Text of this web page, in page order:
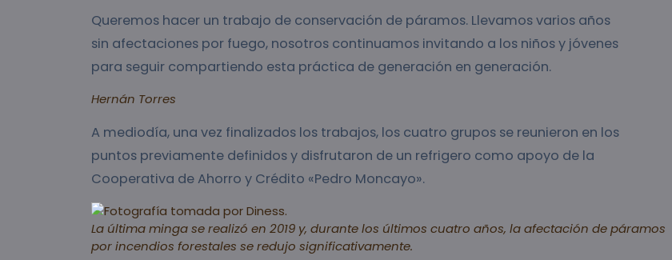
Queremos hacer un trabajo de conservación de páramos. Llevamos varios años
sin afectaciones por fuego, nosotros continuamos invitando a los niños y jóvenes
para seguir compartiendo esta práctica de generación en generación.
Hernán Torres
A mediodía, una vez finalizados los trabajos, los cuatro grupos se reunieron en los
puntos previamente definidos y disfrutaron de un refrigero como apoyo de la
Cooperativa de Ahorro y Crédito «Pedro Moncayo».
La última minga se realizó en 2019 y, durante los últimos cuatro años, la afectación de páramos
por incendios forestales se redujo significativamente.